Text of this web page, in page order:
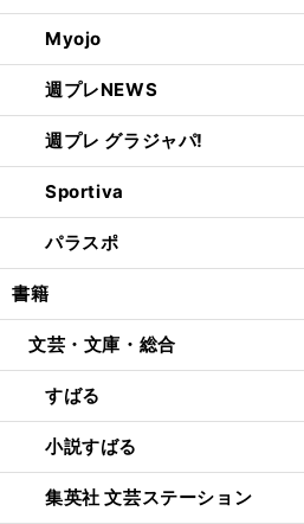
Myojo
週プレNEWS
週プレ グラジャパ!
Sportiva
パラスポ
書籍
文芸・文庫・総合
すばる
小説すばる
集英社 文芸ステーション